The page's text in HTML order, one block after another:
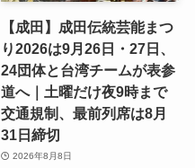
【成田】成田伝統芸能まつ
り2026は9月26日・27日、
24団体と台湾チームが表参
道へ｜土曜だけ夜9時まで